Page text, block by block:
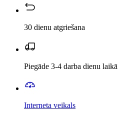
30 dienu atgriešana
Piegāde 3-4 darba dienu laikā
Interneta veikals